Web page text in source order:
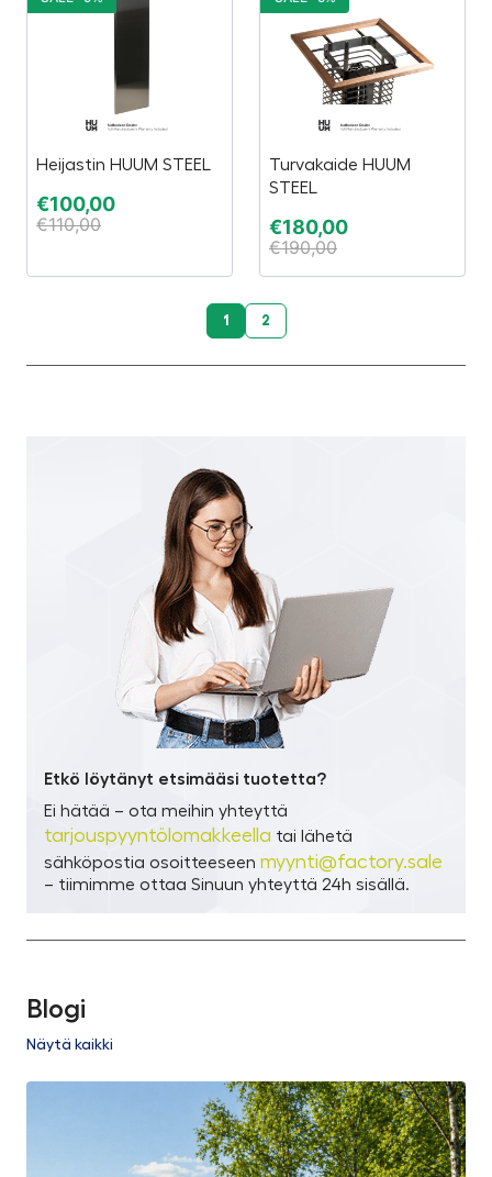
Heijastin HUUM STEEL
€100,00
€110,00
Turvakaide HUUM
STEEL
€180,00
€190,00
1 2
Etkö löytänyt etsimääsi tuotetta?
Ei hätää – ota meihin yhteyttä
tarjouspyyntölomakkeella tai lähetä
sähköpostia osoitteeseen myynti@factory.sale
– tiimimme ottaa Sinuun yhteyttä 24h sisällä.
Blogi
Näytä kaikki